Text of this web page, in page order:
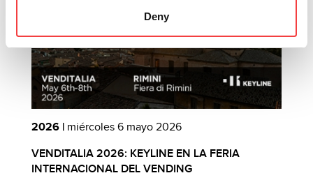
Deny
2026 | miércoles 6 mayo 2026
VENDITALIA 2026: KEYLINE EN LA FERIA
INTERNACIONAL DEL VENDING